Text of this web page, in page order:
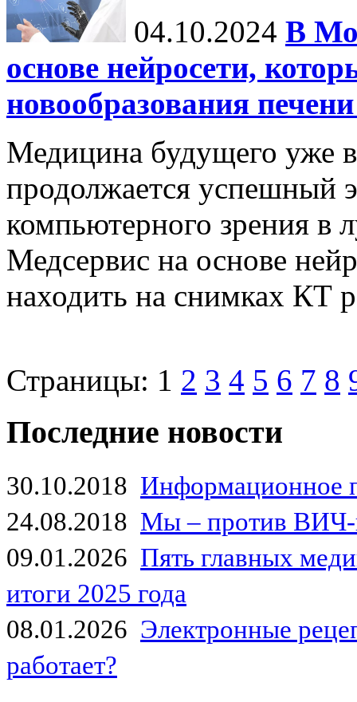
04.10.2024 В
основе нейросети,
новообразования
Медицина будущего уже
продолжается успешный
компьютерного зрения в
Медсервис на основе
находить на снимках КТ
Страницы: 1 2 3 4 5 6 7 8
Последние новости
30.10.2018 Информационное
24.08.2018 Мы – против
09.01.2026 Пять главных
итоги 2025 года
08.01.2026 Электронные
работает?